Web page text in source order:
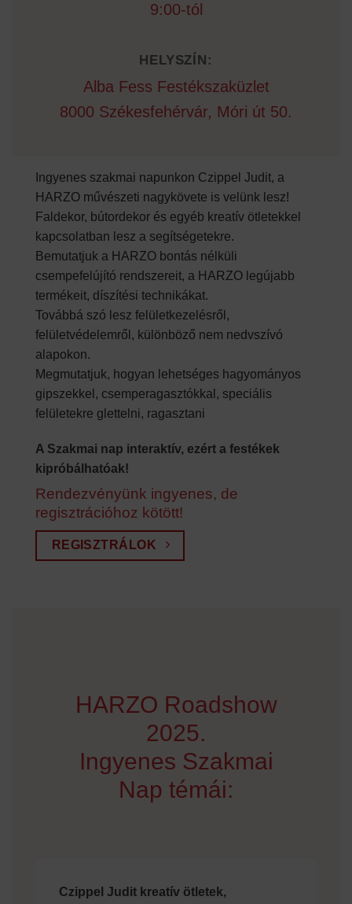
9:00-tól
HELYSZÍN:
Alba Fess Festékszaküzlet
8000 Székesfehérvár, Móri út 50.
Ingyenes szakmai napunkon Czippel Judit, a
HARZO művészeti nagykövete is velünk lesz!
Faldekor, bútordekor és egyéb kreatív ötletekkel
kapcsolatban lesz a segítségetekre.
Bemutatjuk a HARZO bontás nélküli
csempefelújító rendszereit, a HARZO legújabb
termékeit, díszítési technikákat.
Továbbá szó lesz felületkezelésről,
felületvédelemről, különböző nem nedvszívó
alapokon.
Megmutatjuk, hogyan lehetséges hagyományos
gipszekkel, csemperagasztókkal, speciális
felületekre glettelni, ragasztani
A Szakmai nap interaktív, ezért a festékek
kipróbálhatóak!
Rendezvényünk ingyenes, de
regisztrációhoz kötött!
REGISZTRÁLOK
HARZO Roadshow
2025.
Ingyenes Szakmai
Nap témái:
Czippel Judit kreatív ötletek,